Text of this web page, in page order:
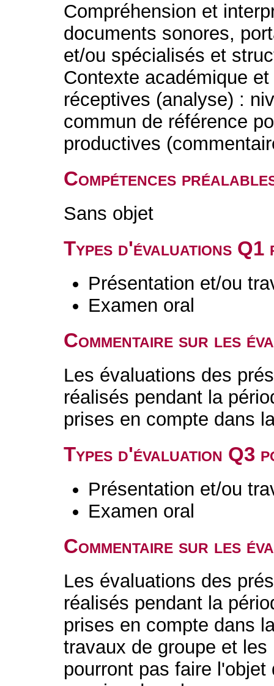
Compréhension et
documents sonores,
et/ou spécialisés et
Contexte académique
réceptives (analyse) :
commun de référence
productives
Compétences
Sans objet
Types d'évaluations
Présentation et/ou
Examen oral
Commentaire sur les
Les évaluations des
réalisés pendant la
prises en compte dans
Types d'évaluation Q3
Présentation et/ou
Examen oral
Commentaire sur les
Les évaluations des
réalisés pendant la
prises en compte dans
travaux de groupe et
pourront pas faire